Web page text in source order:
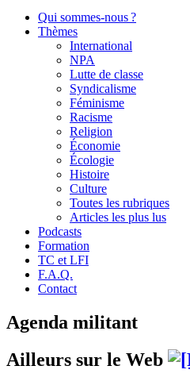
Qui sommes-nous ?
Thèmes
International
NPA
Lutte de classe
Syndicalisme
Féminisme
Racisme
Religion
Économie
Écologie
Histoire
Culture
Toutes les rubriques
Articles les plus lus
Podcasts
Formation
TC et LFI
F.A.Q.
Contact
Agenda militant
Ailleurs sur le Web